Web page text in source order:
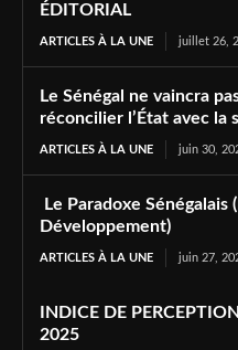
ÉDITORIAL
ARTICLES À LA UNE juillet 26,
Le Sénégal ne vaincra
réconcilier l’État avec la
ARTICLES À LA UNE juin 30,
Le Paradoxe
Développement)
ARTICLES À LA UNE juin 27,
INDICE DE
2025